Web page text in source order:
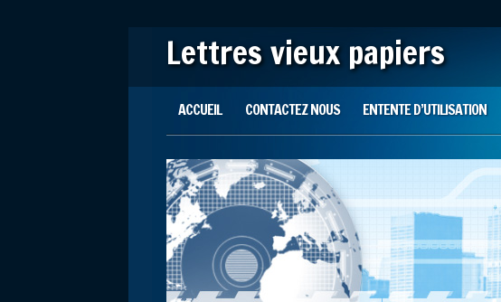
Lettres vieux papiers
Main menu
ACCUEIL CONTACTEZ NOUS ENTENTE D’UTILISATION